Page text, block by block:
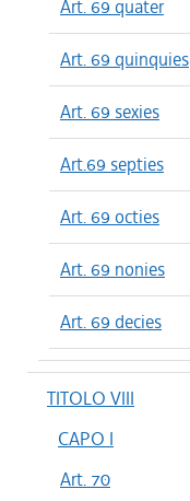
Art. 69 quater
Art. 69 quinquies
Art. 69 sexies
Art.69 septies
Art. 69 octies
Art. 69 nonies
Art. 69 decies
TITOLO VIII
CAPO I
Art. 70